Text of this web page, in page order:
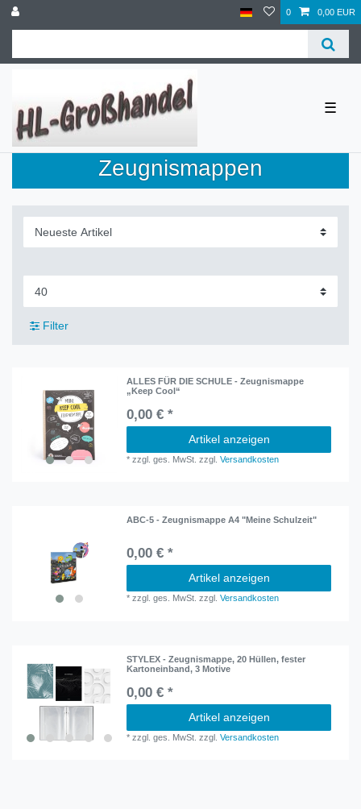
0 0,00 EUR
☰
Zeugnismappen
Filter
ALLES FÜR DIE SCHULE - Zeugnismappe
„Keep Cool“
0,00 € *
Artikel anzeigen
*zzgl. ges. MwSt. zzgl.Versandkosten
ABC-5 - Zeugnismappe A4 "Meine Schulzeit"
0,00 € *
Artikel anzeigen
*zzgl. ges. MwSt. zzgl.Versandkosten
STYLEX - Zeugnismappe, 20 Hüllen, fester
Kartoneinband, 3 Motive
0,00 € *
Artikel anzeigen
*zzgl. ges. MwSt. zzgl.Versandkosten